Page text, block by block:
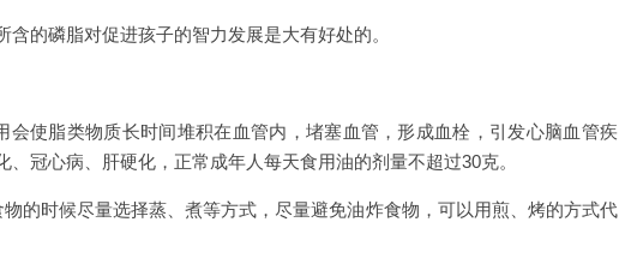
的磷脂对促进孩子的智力发展是大有好处的。
使脂类物质长时间堆积在血管内，堵塞血管，形成血栓，引发心脑血管疾
冠心病、肝硬化，正常成年人每天食用油的剂量不超过30克。
的时候尽量选择蒸、煮等方式，尽量避免油炸食物，可以用煎、烤的方式代